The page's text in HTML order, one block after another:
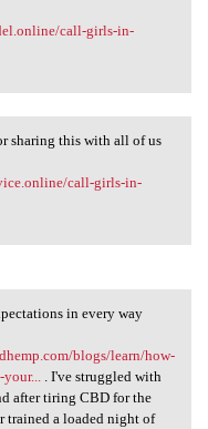
call-girls-in-
for sharing
sharing this with all of us
call-girls-in-
expectations
in every way
blogs/learn/how-
. I've struggled with
after tiring CBD for the
trained a loaded night of